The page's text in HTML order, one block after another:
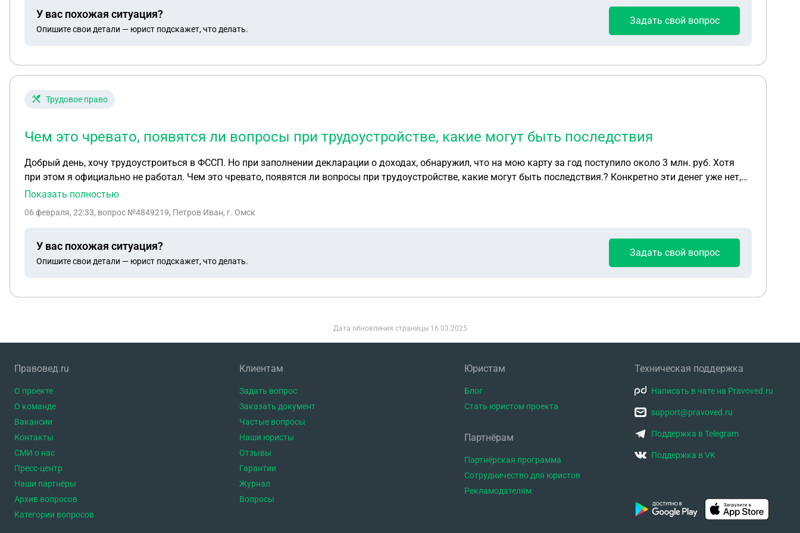
У вас похожая ситуация?
Опишите свои детали — юрист подскажет, что делать.
Задать свой вопрос
Трудовое право
Чем это чревато, появятся ли вопросы при трудоустройстве, какие могут быть последствия
Добрый день, хочу трудоустроиться в ФССП. Но при заполнении декларации о доходах, обнаружил, что на мою карту за год поступило около 3 млн. руб. Хотя
при этом я официально не работал. Чем это чревато, появятся ли вопросы при трудоустройстве, какие могут быть последствия.? Конкретно эти денег уже нет,
по сути просто переводили деньги через мою карту. С банком проблем нет, карта моя, счет активен.
Показать полностью
06 февраля, 22:33, вопрос №4849219, Петров Иван, г. Омск
У вас похожая ситуация?
Опишите свои детали — юрист подскажет, что делать.
Задать свой вопрос
Дата обновления страницы 16.03.2025
Правовед.ru
О проекте
О команде
Вакансии
Контакты
СМИ о нас
Пресс-центр
Наши партнёры
Архив вопросов
Категории вопросов
Клиентам
Задать вопрос
Заказать документ
Частые вопросы
Наши юристы
Отзывы
Гарантии
Журнал
Вопросы
Юристам
Блог
Стать юристом проекта
Партнёрам
Партнёрская программа
Сотрудничество для юристов
Рекламодателям
Техническая поддержка
Написать в чате на Pravoved.ru
support@pravoved.ru
Поддержка в Telegram
Поддержка в VK